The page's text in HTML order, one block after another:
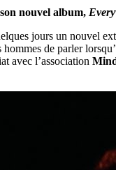
nouvel album,
jours un nouvel
de parler
avec l’association